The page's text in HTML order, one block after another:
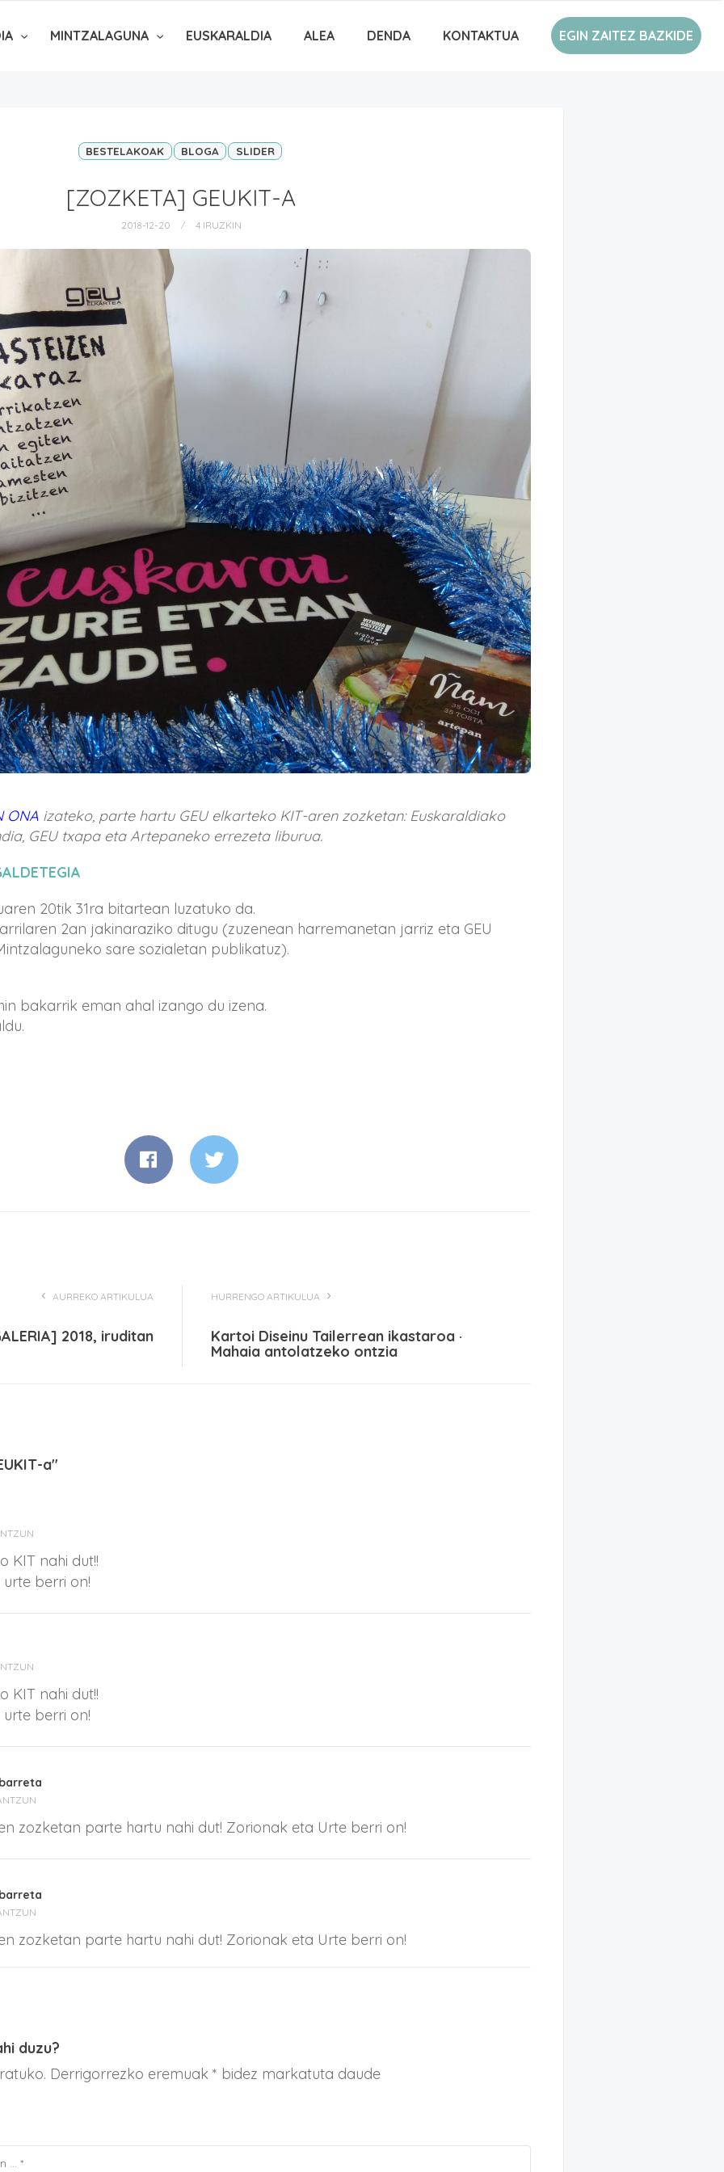
MINTZALAGUNA EUSKARALDIA ALEA DENDA KONTAKTUA EGIN ZAITEZ BAZKIDE
BESTELAKOAK BLOGA SLIDER
[ZOZKETA] GEUKIT-A
2018-12-20 4 IRUZKIN
ONAizateko, parte hartu GEU elkarteko KIT-aren zozketan: Euskaraldiako
GEU txapa eta Artepaneko errezeta liburua.
20tik 31ra bitartean luzatuko da.
2an jakinaraziko ditugu (zuzenean harremanetan jarriz eta GEU
sare sozialetan publikatuz).
bakarrik eman ahal izango du izena.
AURREKO ARTIKULUA
2018, iruditan
HURRENGO ARTIKULUA
Kartoi Diseinu Tailerrean ikastaroa ·
Mahaia antolatzeko ontzia
a"
KIT nahi dut!!
berri on!
KIT nahi dut!!
berri on!
zozketan parte hartu nahi dut! Zorionak eta Urte berri on!
zozketan parte hartu nahi dut! Zorionak eta Urte berri on!
duzu?
Derrigorrezko eremuak * bidez markatuta daude